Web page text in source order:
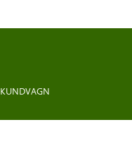
KUNDVAGN